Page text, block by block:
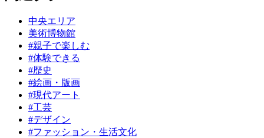
中央エリア
美術博物館
#親子で楽しむ
#体験できる
#歴史
#絵画・版画
#現代アート
#工芸
#デザイン
#ファッション・生活文化